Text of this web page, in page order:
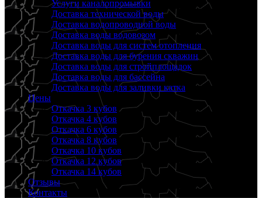
Услуги каналопромывки
Доставка технической воды
Доставка водопроводной воды
Доставка воды водовозом
Доставка воды для систем отопления
Доставка воды для бурения скважин
Доставка воды для стройплощадок
Доставка воды для бассейна
Доставка воды для заливки катка
Цены
Откачка 3 кубов
Откачка 4 кубов
Откачка 6 кубов
Откачка 8 кубов
Откачка 10 кубов
Откачка 12 кубов
Откачка 14 кубов
Отзывы
Контакты